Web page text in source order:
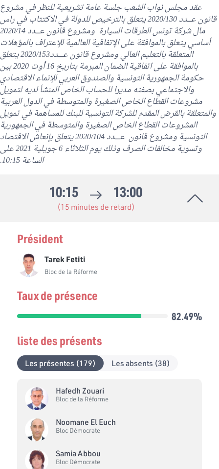
عقد مجلس نواب الشعب جلسة عامة تشريعية للنظر في مشروع
قانون عــــدد 2020/130 يتعلق بالترخيص للدولة في الاكتتاب في راس
مال شركة تونس الطرقات السيارة ومشروع قانون عــــدد 2020/14
أساسي يتعلق بالموافقة على الإتفاقية العالمية للإعتراف بالمؤهلات
المتعلقة بالتعليم العالي ومشروع قانون عـــــدد2020/153 يتعلق
بالموافقة على اتفاقية الضمان المبرمة بتاريخ 16 أوت 2020 بين
حكومة الجمهورية التونسية والصندوق العربي للإنماء الاقتصادي
والاجتماعي بصفته مديرا للحساب الخاص المنشأ لديه لتمويل
مشروعات القطاع الخاص الصغيرة والمتوسطة في الدول العربية
والمتعلقة بالقرض المقدم للشركة التونسية للبنك للمساهمة في تمويل
المشروعات القطاع الخاص الصغيرة والمتوسطة في الجمهورية
التونسية ومشروع قانون عـــــدد 2020/104 يتعلق بإنعاش الاقتصاد
وتسوية مخالفات الصرف وذلك يوم الثلاثاء 6 جويلية 2021 على
الساعة 10:15.
10:15 13:00
(15 minutes de retard)
Président
Tarek Fetiti
Bloc de la Réforme
Taux de présence
82.49%
liste des présents
Les présentes (179) Les absents (38)
Hafedh Zouari
Bloc de la Réforme
Noomane El Euch
Bloc Démocrate
Samia Abbou
Bloc Démocrate